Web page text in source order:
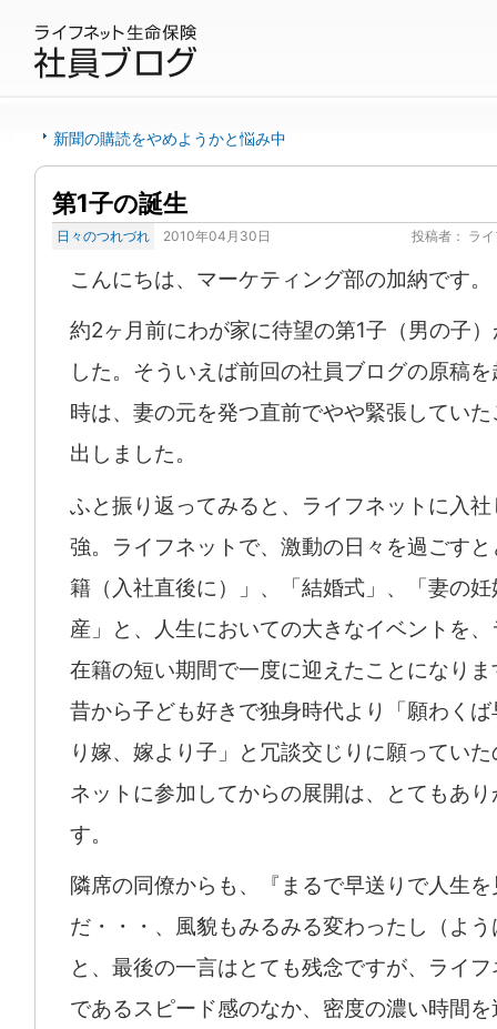
新聞の購読をやめようかと悩み中
第1子の誕生
日々のつれづれ 2010年04月30日 投稿者： ラ
こんにちは、マーケティング部の加納です。
約2ヶ月前にわが家に待望の第1子（男の子
した。そういえば前回の社員ブログの原稿
時は、妻の元を発つ直前でやや緊張してい
出しました。
ふと振り返ってみると、ライフネットに入
強。ライフネットで、激動の日々を過ごす
籍（入社直後に）」、「結婚式」、「妻の
産」と、人生においての大きなイベントを
在籍の短い期間で一度に迎えたことになり
昔から子ども好きで独身時代より「願わく
り嫁、嫁より子」と冗談交じりに願ってい
ネットに参加してからの展開は、とてもあ
す。
隣席の同僚からも、『まるで早送りで人生
だ・・・、風貌もみるみる変わったし（よ
と、最後の一言はとても残念ですが、ライ
であるスピード感のなか、密度の濃い時間